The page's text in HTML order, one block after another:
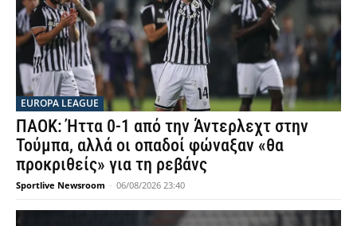
EUROPA LEAGUE
ΠΑΟΚ: Ήττα 0-1 από την Άντερλεχτ στην
Τούμπα, αλλά οι οπαδοί φώναξαν «θα
προκριθείς» για τη ρεβάνς
Sportlive Newsroom - 06/08/2026 23:40